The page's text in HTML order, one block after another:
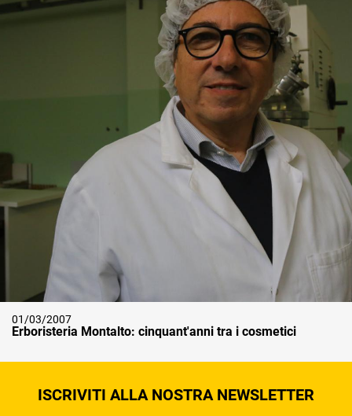
01/03/2007
Erboristeria Montalto: cinquant'anni tra i cosmetici
ISCRIVITI ALLA NOSTRA NEWSLETTER